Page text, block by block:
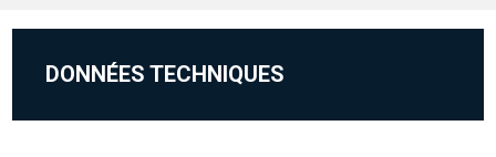
DONNÉES TECHNIQUES